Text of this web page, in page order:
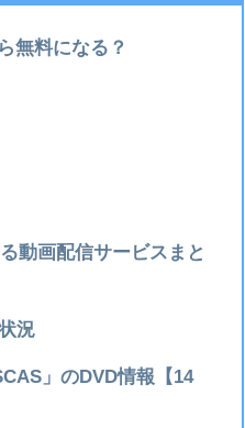
無料になる？
動画配信サービスまと
況
」のDVD情報【14